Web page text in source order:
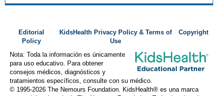
Editorial
Policy
KidsHealth Privacy Policy & Terms of
Use
Copyright
Nota: Toda la información es únicamente
para uso educativo. Para obtener
consejos médicos, diagnósticos y
tratamientos específicos, consulte con su médico.
© 1995-2026 The Nemours Foundation. KidsHealth® es una marca